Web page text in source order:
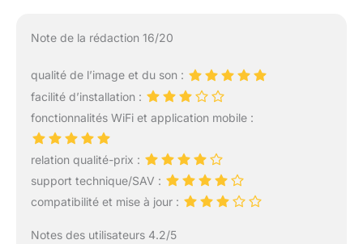
Note de la rédaction 16/20
qualité de l’image et du son :
facilité d’installation :
fonctionnalités WiFi et application mobile :
relation qualité-prix :
support technique/SAV :
compatibilité et mise à jour :
Notes des utilisateurs 4.2/5